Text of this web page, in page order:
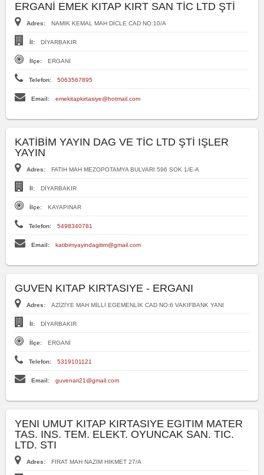
ERGANİ EMEK KITAP KIRT SAN TİC LTD ŞTİ
Adres: NAMIK KEMAL MAH DİCLE CAD NO:10/A
İl: DİYARBAKIR
İlçe: ERGANİ
Telefon: 5063567895
Email: emekitapkirtasiye@hotmail.com
KATİBİM YAYIN DAG VE TİC LTD ŞTİ IŞLER
YAYIN
Adres: FATIH MAH MEZOPOTAMYA BULVARI 596 SOK 1/E-A
İl: DİYARBAKIR
İlçe: KAYAPINAR
Telefon: 5498340781
Email: katibimyayindagitim@gmail.com
GUVEN KITAP KIRTASIYE - ERGANI
Adres: AZİZİYE MAH MİLLİ EGEMENLİK CAD NO:6 VAKIFBANK YANI
İl: DİYARBAKIR
İlçe: ERGANİ
Telefon: 5319101121
Email: guvenari21@gmail.com
YENI UMUT KITAP KIRTASIYE EGITIM MATER
TAS. INS. TEM. ELEKT. OYUNCAK SAN. TIC.
LTD. STI
Adres: FIRAT MAH NAZIM HIKMET 27/A